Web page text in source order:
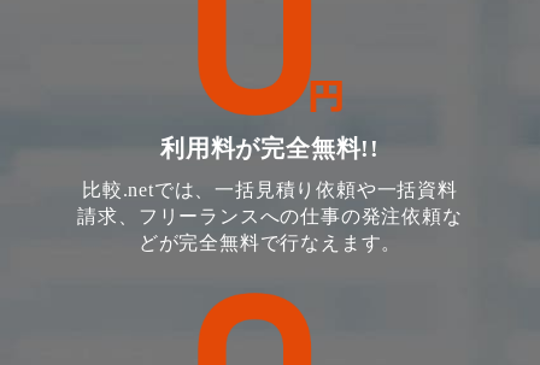
利用料が完全無料!!
比較.netでは、一括見積り依頼や一括資料
請求、フリーランスへの仕事の発注依頼な
どが完全無料で行なえます。